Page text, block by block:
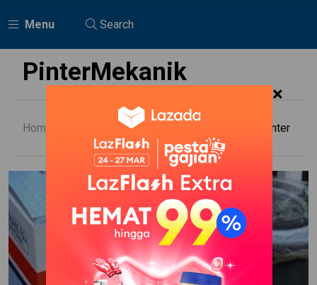
Menu Search
PinterMekanik
Home Mitsubishi Oli Mitsubishi Canter
×